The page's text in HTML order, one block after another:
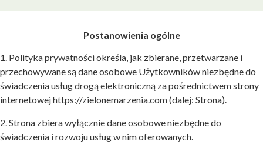
Postanowienia ogólne
1. Polityka prywatności określa, jak zbierane, przetwarzane i
przechowywane są dane osobowe Użytkowników niezbędne do
świadczenia usług drogą elektroniczną za pośrednictwem strony
internetowej https://zielonemarzenia.com (dalej: Strona).
2. Strona zbiera wyłącznie dane osobowe niezbędne do
świadczenia i rozwoju usług w nim oferowanych.